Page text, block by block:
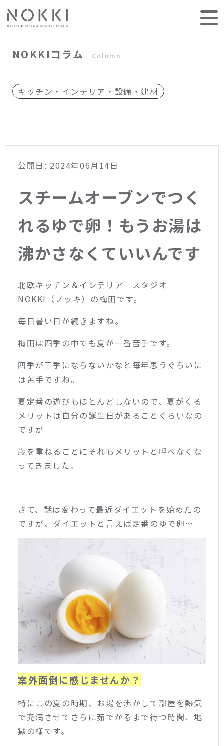
NOKKIコラム Column
キッチン・インテリア・設備・建材
公開日: 2024年06月14日
スチームオーブンでつく
れるゆで卵！もうお湯は
沸かさなくていいんです
北欧キッチン＆インテリア スタジオ
NOKKI（ノッキ） の梅田です。
毎日暑い日が続きますね。
梅田は四季の中でも夏が一番苦手です。
四季が三季にならないかなと毎年思うぐらいに
は苦手ですね。
夏定番の遊びもほとんどしないので、夏がくる
メリットは自分の誕生日があることぐらいなの
ですが
歳を重ねるごとにそれもメリットと呼べなくな
ってきました。
さて、話は変わって最近ダイエットを始めたの
ですが、ダイエットと言えば定番のゆで卵…
案外面倒に感じませんか？
特にこの夏の時期、お湯を沸かして部屋を熱気
で充満させてさらに茹でがるまで待つ時間、地
獄の様です。